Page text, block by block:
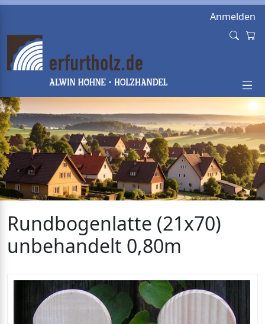
Anmelden
Rundbogenlatte (21x70)
unbehandelt 0,80m